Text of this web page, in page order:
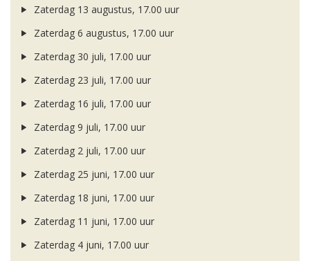
Zaterdag 13 augustus, 17.00 uur
Zaterdag 6 augustus, 17.00 uur
Zaterdag 30 juli, 17.00 uur
Zaterdag 23 juli, 17.00 uur
Zaterdag 16 juli, 17.00 uur
Zaterdag 9 juli, 17.00 uur
Zaterdag 2 juli, 17.00 uur
Zaterdag 25 juni, 17.00 uur
Zaterdag 18 juni, 17.00 uur
Zaterdag 11 juni, 17.00 uur
Zaterdag 4 juni, 17.00 uur